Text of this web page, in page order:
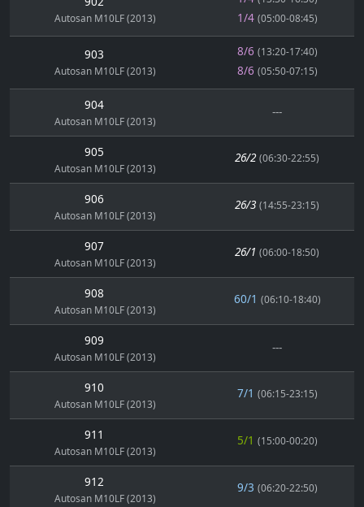
Autosan M10LF (2013) 1/4 (05:00-08:45)
903
Autosan M10LF (2013)
8/6 (13:20-17:40)
8/6 (05:50-07:15)
904
Autosan M10LF (2013)
---
905
Autosan M10LF (2013)
26/2 (06:30-22:55)
906
Autosan M10LF (2013)
26/3 (14:55-23:15)
907
Autosan M10LF (2013)
26/1 (06:00-18:50)
908
Autosan M10LF (2013)
60/1 (06:10-18:40)
909
Autosan M10LF (2013)
---
910
Autosan M10LF (2013)
7/1 (06:15-23:15)
911
Autosan M10LF (2013)
5/1 (15:00-00:20)
912
Autosan M10LF (2013)
9/3 (06:20-22:50)